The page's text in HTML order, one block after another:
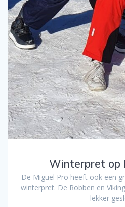
Winterpret op
De Miguel Pro heeft ook een
winterpret. De Robben en
lekker